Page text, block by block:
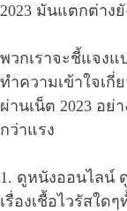
2023 มันแตกต่างยั
พวกเราจะชี้แจงแ
ทำความเข้าใจเกี่
ผ่านเน็ต 2023 อย่
กว่าแรง
1. ดูหนังออนไลน์
เรื่องเชื้อไวรัสใด